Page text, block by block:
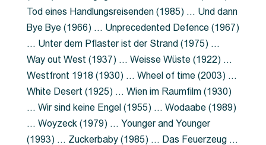
Tod eines Handlungsreisenden (1985) … Und dann
Bye Bye (1966) … Unprecedented Defence (1967)
… Unter dem Pflaster ist der Strand (1975) …
Way out West (1937) … Weisse Wüste (1922) …
Westfront 1918 (1930) … Wheel of time (2003) …
White Desert (1925) … Wien im Raumfilm (1930)
… Wir sind keine Engel (1955) … Wodaabe (1989)
… Woyzeck (1979) … Younger and Younger
(1993) … Zuckerbaby (1985) … Das Feuerzeug …